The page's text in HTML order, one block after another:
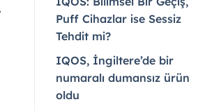
Puff Cihazlar ise Sessiz
Tehdit mi?
IQOS, İngiltere’de bir
numaralı dumansız ürün
oldu